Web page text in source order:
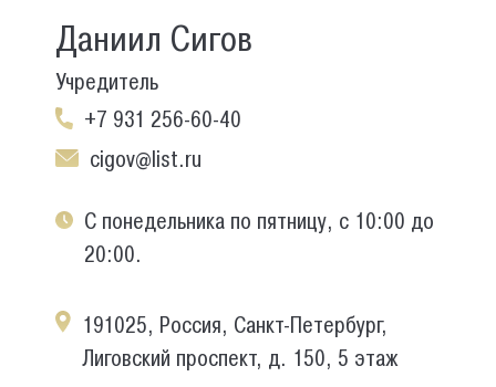
Даниил Сигов
Учредитель
+7 931 256-60-40
cigov@list.ru
С понедельника по пятницу, с 10:00 до
20:00.
191025, Россия, Санкт-Петербург,
Лиговский проспект, д. 150, 5 этаж